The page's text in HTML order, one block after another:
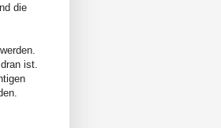
die
ist.